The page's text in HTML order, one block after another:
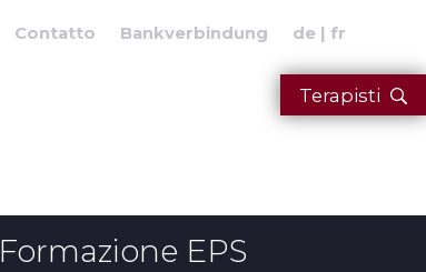
Terapisti
Contatto Bankverbindung de fr
Formazione EPS